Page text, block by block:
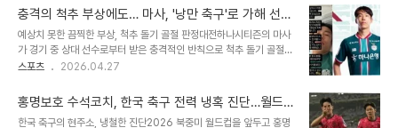
예산 및 합리적인 방안에 대한 추가 논의가 ..
유망주'로 평가받았던 김예건은 이강인과 유사한 유형이지만 더욱 저
돌적인 플레이 스타일을 보여주고 있습니다. 데뷔 27분 만에 터진 벼
락같은 데뷔골김예건 선수는 프로 데뷔 단 두 경기, 출전 시간 27분
만에 프로 통산 첫 골을 터뜨리는 놀라운 기록을 세웠습니다. 울산과의
경기에서 상대 수비수를 제치고 날린 강력한 왼발 중거리 슈팅은 많은
는 김예건 선수와 정식 프로 계..
충격의 척추 부상에도… 마사, '낭만 축구'로 가해 선수
용서하며 감동 선사
예상치 못한 끔찍한 부상, 척추 돌기 골절 판정대전하나시티즌의 마사
가 경기 중 상대 선수로부터 받은 충격적인 반칙으로 척추 돌기 골절이
라는 진단을 받았습니다. 이는 약 한 달간의 재활이 필요한 심각한 부
가 기울어진 경기 막바지에 발생했으며, 공과 무관하게 뒤에서 달려든
상대 수비수의 과도한 몸통 박치기로 인해 마사는 균형을 잃고 허리부
터 떨어지는 아찔한 상황을 겪었습니다. 당시 마사는 더 이상 경기를
스포츠 2026.04.27
홍명보호 수석코치, 한국 축구 전력 냉혹 진단…월드
컵 이변 향한 담금질
한국 축구의 현주소, 냉철한 진단2026 북중미 월드컵을 앞두고 홍명